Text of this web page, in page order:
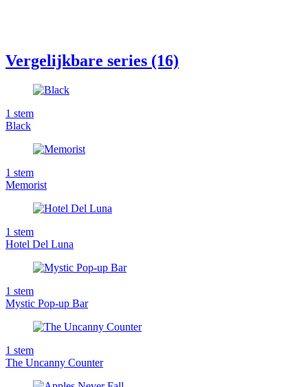
Vergelijkbare series (16)
1 stem
Black
1 stem
Memorist
1 stem
Hotel Del Luna
1 stem
Mystic Pop-up Bar
1 stem
The Uncanny Counter